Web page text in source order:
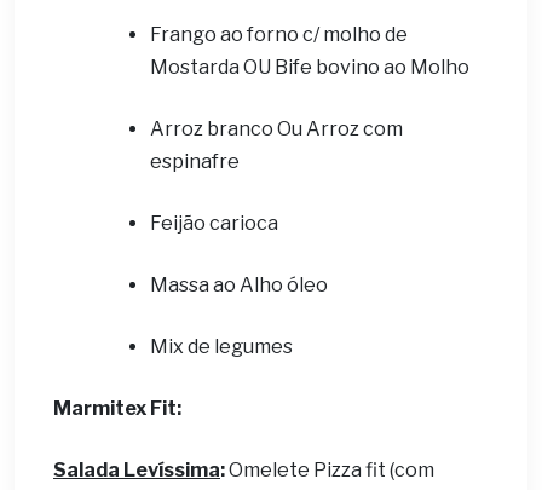
Frango ao forno c/ molho de
Mostarda OU Bife bovino ao Molho
Arroz branco Ou Arroz com
espinafre
Feijão carioca
Massa ao Alho óleo
Mix de legumes
Marmitex Fit:
Salada Levíssima:Omelete Pizza fit (com